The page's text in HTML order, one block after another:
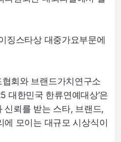
징스타상 대중가요부문에
회와 브랜드가치연구소
대한민국 한류연예대상’은
신뢰를 받는 스타, 브랜드,
에 모이는 대규모 시상식이